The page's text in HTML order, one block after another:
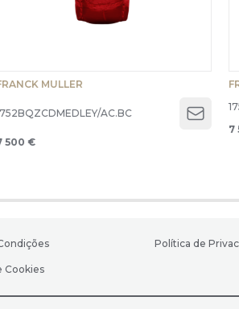
MULLER
AC.BC
Open
500 €
7
Política de
Cookies